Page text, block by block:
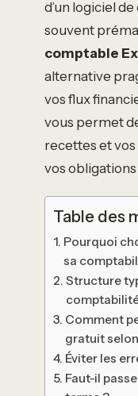
d’un logiciel
souvent
comptable
alternative
vos flux
vous permet
recettes et
vos obligations
Table des
Pourquoi
sa
Structure
Comment
gratuit
Éviter les
Faut-il